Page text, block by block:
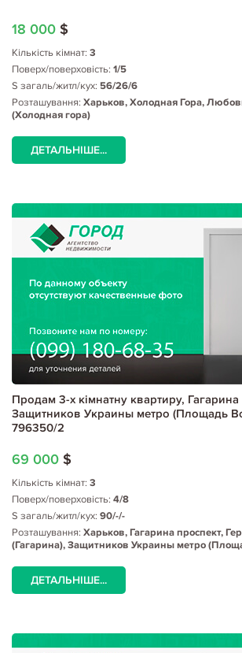
18 000 $
Кількість кімнат: 3
Поверх/поверховість: 1/5
S загаль/житл/кух: 56/26/6
Розташування: Харьков, Холодная Гора,
(Холодная гора)
ДЕТАЛЬНІШЕ...
Продам 3-х кімнатну квартиру, Гагарина
Защитников Украины метро (Площадь
796350/2
69 000 $
Кількість кімнат: 3
Поверх/поверховість: 4/8
S загаль/житл/кух: 90/-/-
Розташування: Харьков, Гагарина проспект,
(Гагарина), Защитников Украины метро
ДЕТАЛЬНІШЕ...